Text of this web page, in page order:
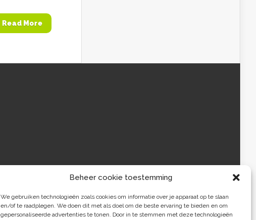
Beheer cookie toestemming
We gebruiken technologieën zoals cookies om informatie over je apparaat op te slaan
en/of te raadplegen. We doen dit met als doel om de beste ervaring te bieden en om
gepersonaliseerde advertenties te tonen. Door in te stemmen met deze technologieën
Read More